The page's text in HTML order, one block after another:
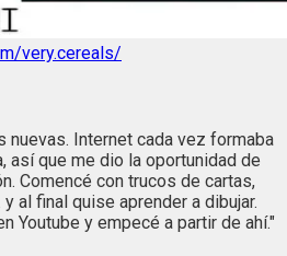
very.cereals/
nuevas. Internet cada vez formaba
así que me dio la oportunidad de
Comencé con trucos de cartas,
al final quise aprender a dibujar.
Youtube y empecé a partir de ahí."